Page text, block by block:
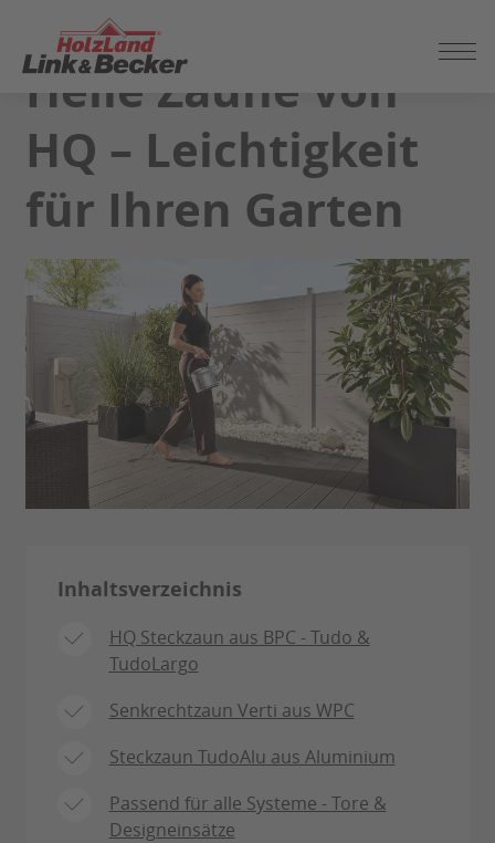
SEITENINHALT
SPRINGEN
Helle Zäune von
HQ – Leichtigkeit
für Ihren Garten
Inhaltsverzeichnis
HQ Steckzaun aus BPC - Tudo &
TudoLargo
Senkrechtzaun Verti aus WPC
Steckzaun TudoAlu aus Aluminium
Passend für alle Systeme - Tore &
Designeinsätze